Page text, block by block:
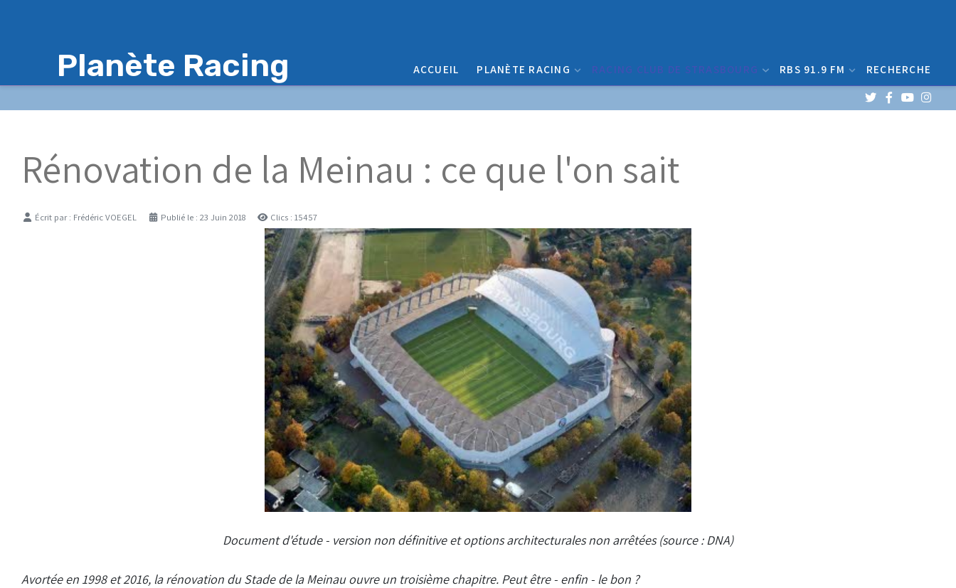
Planète Racing ACCUEIL PLANÈTE RACING RACING CLUB DE STRASBOURG RBS 91.9 FM RECHERCHE
Rénovation de la Meinau : ce que l'on sait
DétailsÉcrit par : Frédéric VOEGEL Publié le : 23 Juin 2018 Clics : 15457
Document d'étude - version non définitive et options architecturales non arrêtées (source : DNA)
Avortée en 1998 et 2016, la rénovation du Stade de la Meinau ouvre un troisième chapitre. Peut être - enfin - le bon ?